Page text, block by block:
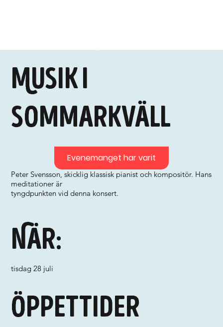
Musik i
sommarkväll
Peter Svensson, skicklig klassisk pianist och kompositör. Hans
meditationer är
tyngdpunkten vid denna konsert.
När:
tisdag 28 juli
Öppettider
Evenemanget har varit